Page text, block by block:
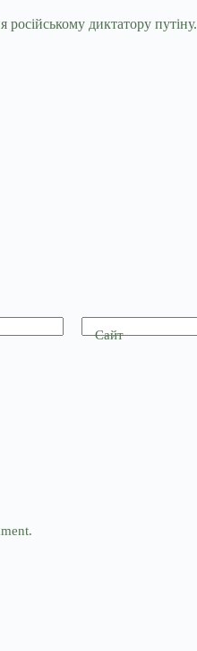
диктатору путіну.
Сайт